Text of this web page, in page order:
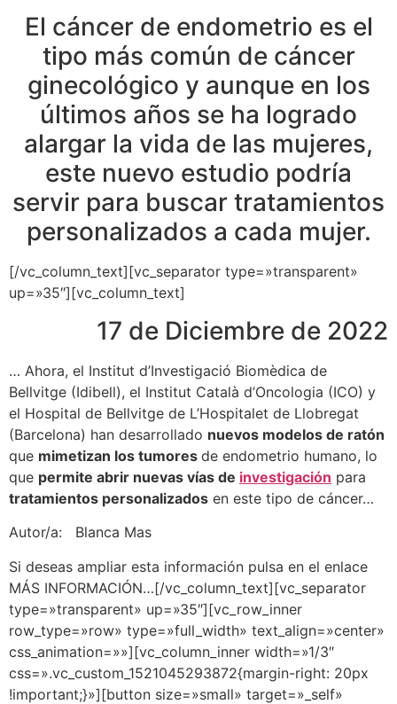
El cáncer de endometrio es el
tipo más común de cáncer
ginecológico y aunque en los
últimos años se ha logrado
alargar la vida de las mujeres,
este nuevo estudio podría
servir para buscar tratamientos
personalizados a cada mujer.
[/vc_column_text][vc_separator type=»transparent»
up=»35″][vc_column_text]
17 de Diciembre de 2022
… Ahora, el Institut d’Investigació Biomèdica de
Bellvitge (Idibell), el Institut Català d’Oncologia (ICO) y
el Hospital de Bellvitge de L’Hospitalet de Llobregat
(Barcelona) han desarrollado nuevos modelos de ratón
que mimetizan los tumores de endometrio humano, lo
que permite abrir nuevas vías de investigación para
tratamientos personalizados en este tipo de cáncer…
Autor/a: Blanca Mas
Si deseas ampliar esta información pulsa en el enlace
MÁS INFORMACIÓN…[/vc_column_text][vc_separator
type=»transparent» up=»35″][vc_row_inner
row_type=»row» type=»full_width» text_align=»center»
css_animation=»»][vc_column_inner width=»1/3″
css=».vc_custom_1521045293872{margin-right: 20px
!important;}»][button size=»small» target=»_self»